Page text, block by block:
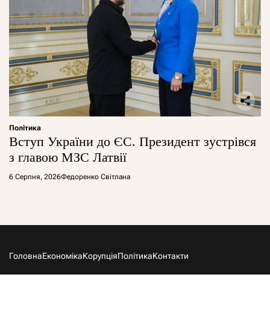
Політика
Вступ України до ЄС. Президент зустрівся
з главою МЗС Латвії
6 Серпня, 2026Федоренко Світлана
ГоловнаЕкономікаКорупціяПолітикаКонтакти